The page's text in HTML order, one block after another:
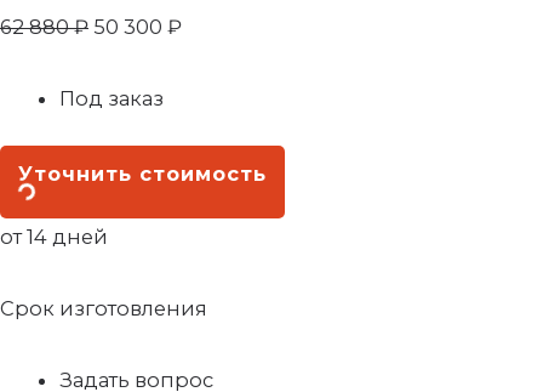
62 880₽ 50 300 ₽
Под заказ
Уточнить стоимость
от 14 дней
Срок изготовления
Задать вопрос